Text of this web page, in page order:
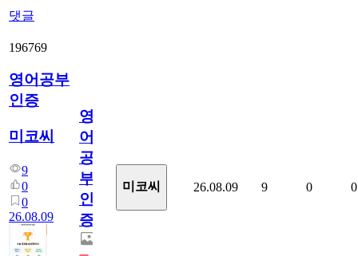
댓글
196769
영어공부
인증
미코씨
9
0
0
26.08.09
영
어
공
부
인
증
미코씨 26.08.09 9 0 0